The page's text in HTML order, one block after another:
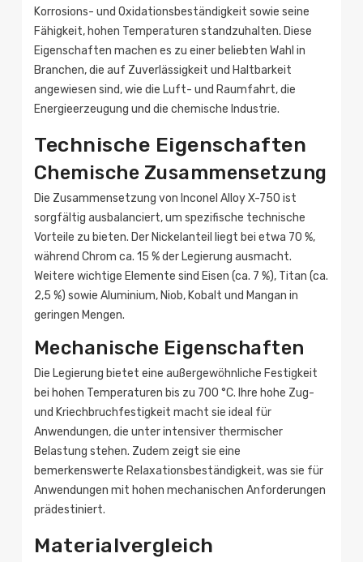
Korrosions- und Oxidationsbeständigkeit sowie seine
Fähigkeit, hohen Temperaturen standzuhalten. Diese
Eigenschaften machen es zu einer beliebten Wahl in
Branchen, die auf Zuverlässigkeit und Haltbarkeit
angewiesen sind, wie die Luft- und Raumfahrt, die
Energieerzeugung und die chemische Industrie.
Technische Eigenschaften
Chemische Zusammensetzung
Die Zusammensetzung von Inconel Alloy X-750 ist
sorgfältig ausbalanciert, um spezifische technische
Vorteile zu bieten. Der Nickelanteil liegt bei etwa 70 %,
während Chrom ca. 15 % der Legierung ausmacht.
Weitere wichtige Elemente sind Eisen (ca. 7 %), Titan (ca.
2,5 %) sowie Aluminium, Niob, Kobalt und Mangan in
geringen Mengen.
Mechanische Eigenschaften
Die Legierung bietet eine außergewöhnliche Festigkeit
bei hohen Temperaturen bis zu 700 °C. Ihre hohe Zug-
und Kriechbruchfestigkeit macht sie ideal für
Anwendungen, die unter intensiver thermischer
Belastung stehen. Zudem zeigt sie eine
bemerkenswerte Relaxationsbeständigkeit, was sie für
Anwendungen mit hohen mechanischen Anforderungen
prädestiniert.
Materialvergleich